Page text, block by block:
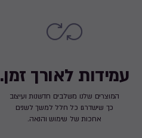
עמידות לאורך זמן.
המוצרים שלנו משלבים חדשנות ועיצוב
כך שישדרגו כל חלל למשך לשנים
ארוכות של שימוש והנאה.